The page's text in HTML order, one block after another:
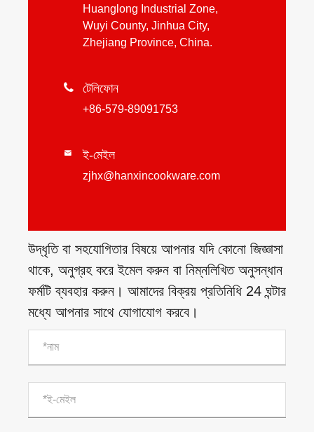
Huanglong Industrial Zone,
Wuyi County, Jinhua City,
Zhejiang Province, China.
 টেলিফোন
+86-579-89091753
 ই-মেইল
zjhx@hanxincookware.com
উদ্ধৃতি বা সহযোগিতার বিষয়ে আপনার যদি কোনো জিজ্ঞাসা
থাকে, অনুগ্রহ করে ইমেল করুন বা নিম্নলিখিত অনুসন্ধান
ফর্মটি ব্যবহার করুন। আমাদের বিক্রয় প্রতিনিধি 24 ঘন্টার
মধ্যে আপনার সাথে যোগাযোগ করবে।